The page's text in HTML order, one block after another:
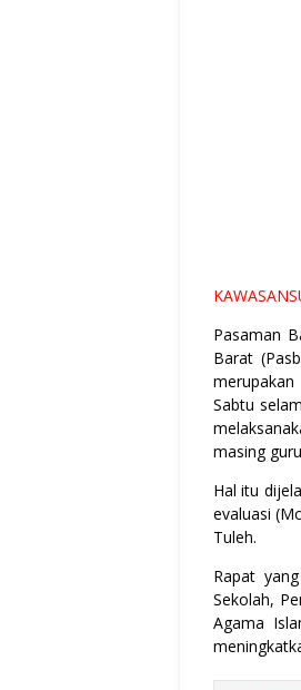
Pasaman
Barat
Sabtu
masing
Hal itu
evaluasi
Tuleh.
Rapat
Sekolah,
Agama